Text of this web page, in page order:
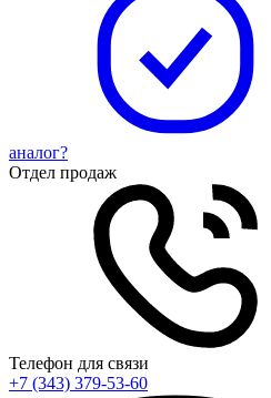
аналог?
Отдел продаж
Телефон для связи
+7 (343) 379-53-60